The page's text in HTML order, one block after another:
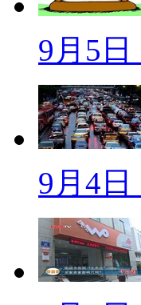
【解说】
家长也提
所以有家
【同期】
减负现在
负以后孩
下一步来需
【解说】
子个人资
9月5日
9月4日